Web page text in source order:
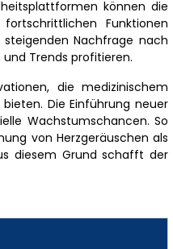
können die
Funktionen
Nachfrage nach
Trends profitieren.
die medizinischem
Die Einführung neuer
Wachstumschancen. So
von Herzgeräuschen als
diesem Grund schafft der